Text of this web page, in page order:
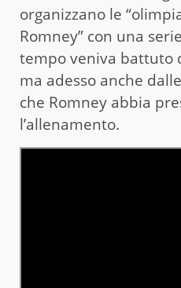
organizzano le
Romney” con una
tempo veniva battuto
ma adesso anche
che Romney abbia
l’allenamento.